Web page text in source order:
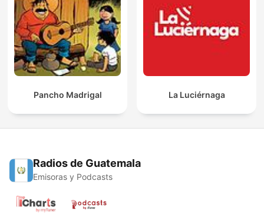
Pancho Madrigal La Luciérnaga
Radios de Guatemala
Emisoras y Podcasts